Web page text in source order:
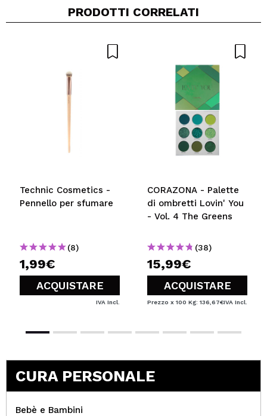
PRODOTTI CORRELATI
Technic Cosmetics -
Pennello per sfumare
(8)
1,99€
ACQUISTARE
IVA Incl.
CORAZONA - Palette
di ombretti Lovin' You
- Vol. 4 The Greens
(38)
15,99€
ACQUISTARE
Prezzo x 100 Kg: 136,67€IVA Incl.
CURA PERSONALE
Bebè e Bambini